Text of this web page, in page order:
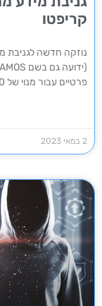
קריפטו
פרטיים עבור מנוי של 1,000 דולר לחודש. במחיר זה מקבלים הקונים
2 במאי 2023